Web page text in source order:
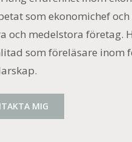
som ekonomichef
och medelstora företag.
som föreläsare inom
MIG